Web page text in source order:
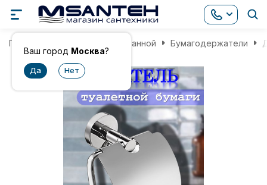
Ваш город Москва?
Главная Аксессуары для ванной Бумагодержатели